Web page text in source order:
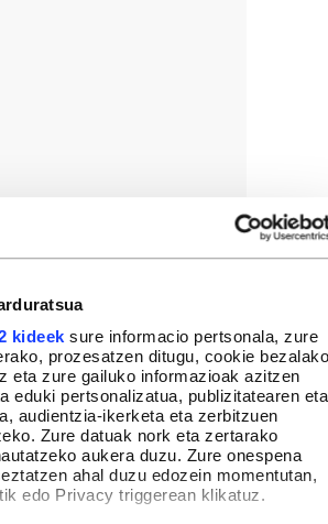
kideek sure informacio pertsonala, zure
prozesatzen ditugu, cookie bezalako
eta zure gailuko informazioak azitzen
eduki pertsonalizatua, publizitatearen eta
audientzia-ikerketa eta zerbitzuen
Zure datuak nork eta zertarako
aukera duzu. Zure onespena
ahal duzu edozein momentutan,
edo Privacy triggerean klikatuz.